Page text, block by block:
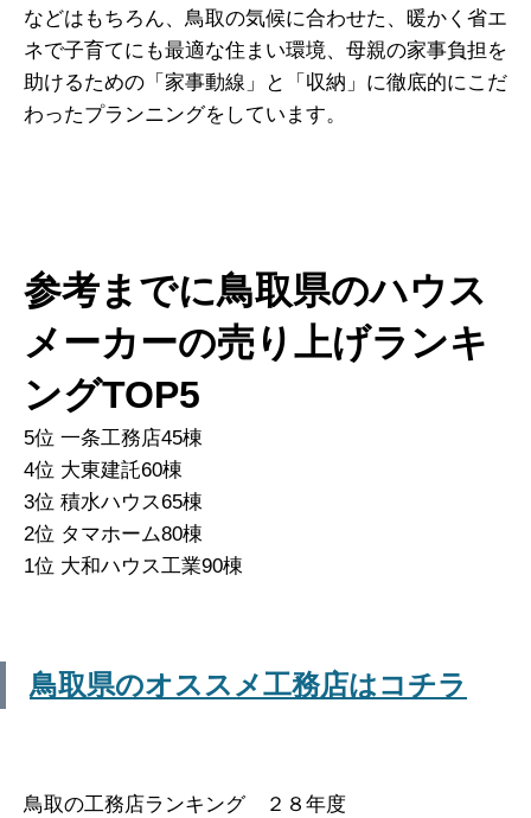
などはもちろん、鳥取の気候に合わせた、暖かく省エ
ネで子育てにも最適な住まい環境、母親の家事負担を
助けるための「家事動線」と「収納」に徹底的にこだ
わったプランニングをしています。
参考までに鳥取県のハウス
メーカーの売り上げランキ
ングTOP5
5位 一条工務店45棟
4位 大東建託60棟
3位 積水ハウス65棟
2位 タマホーム80棟
1位 大和ハウス工業90棟
鳥取県のオススメ工務店はコチラ
鳥取の工務店ランキング ２８年度